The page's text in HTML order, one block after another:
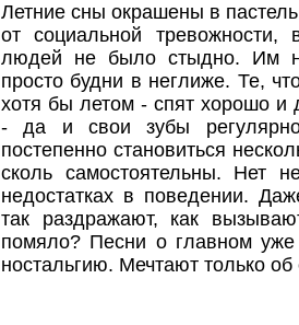
Летние сны окрашены в
от социальной
людей не было стыдно. Им
просто будни в неглиже. Те,
хотя бы летом - спят хорошо
- да и свои зубы
постепенно становиться
сколь самостоятельны. Нет
недостатках в поведении.
так раздражают, как
помяло? Песни о главном
ностальгию. Мечтают только